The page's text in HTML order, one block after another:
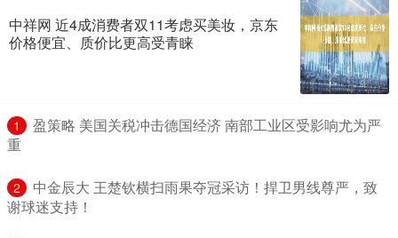
中祥网 近4成消费者双11考虑买美妆，京东
价格便宜、质价比更高受青睐
1
​盈策略 美国关税冲击德国经济 南部工业区受影响尤为严
重
2
​中金辰大 王楚钦横扫雨果夺冠采访！捍卫男线尊严，致
谢球迷支持！